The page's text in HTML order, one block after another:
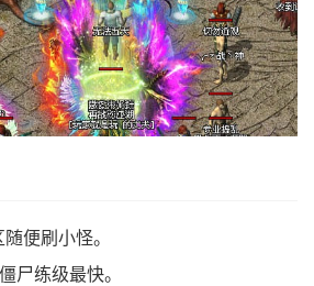
便刷小怪。
尸练级最快。